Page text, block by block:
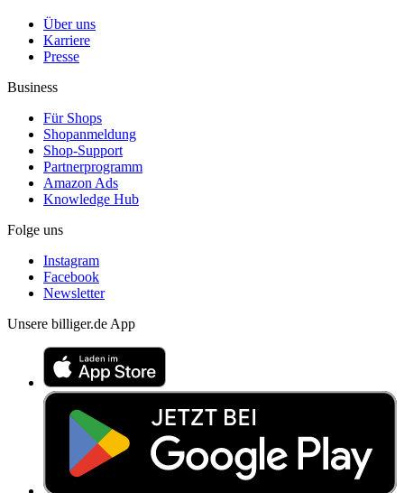
Über uns
Karriere
Presse
Business
Für Shops
Shopanmeldung
Shop-Support
Partnerprogramm
Amazon Ads
Knowledge Hub
Folge uns
Instagram
Facebook
Newsletter
Unsere billiger.de App